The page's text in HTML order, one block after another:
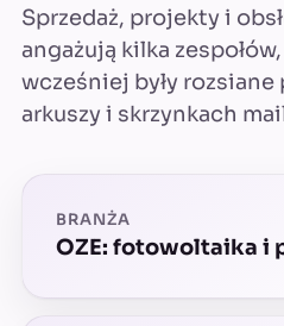
Sprzedaż, projekty i
angażują kilka
wcześniej były
arkuszy i skrzynkach
BRANŻA
OZE: fotowoltaika i